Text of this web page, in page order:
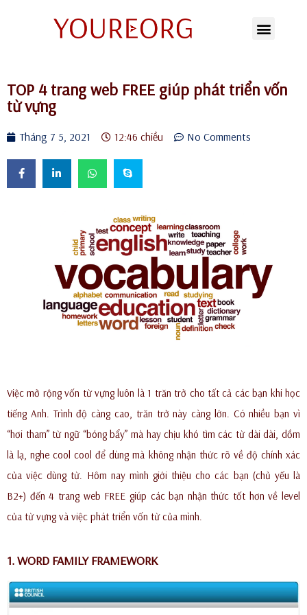
dung
TOP 4 trang web FREE giúp phát triển vốn
từ vựng
Tháng 7 5, 2021 12:46 chiều No Comments
Việc mở rộng vốn từ vựng luôn là 1 trăn trở cho tất cả các bạn khi học
tiếng Anh. Trình độ càng cao, trăn trở này càng lớn. Có nhiều bạn vì
“hơi tham” từ ngữ “bóng bẩy” mà hay chịu khó tìm các từ dài dài, dồm
là lạ, nghe cool cool để dùng mà không nhận thức rõ về độ chính xác
của việc dùng từ. Hôm nay mình giới thiệu cho các bạn (chủ yếu là
B2+) đến 4 trang web FREE giúp các bạn nhận thức tốt hơn về level
của từ vựng và việc phát triển vốn từ của mình.
1. WORD FAMILY FRAMEWORK